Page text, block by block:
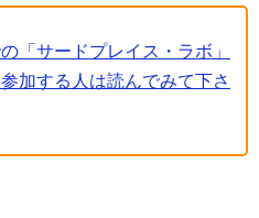
「サードプレイス・ラボ」
加する人は読んでみて下さ